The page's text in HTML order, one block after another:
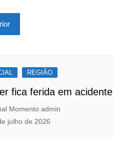
at
s
p
p
REGIÃO
fica ferida em acidente
Momento admin
julho de 2026